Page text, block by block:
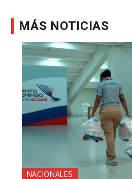
MÁS NOTICIAS
NACIONALES